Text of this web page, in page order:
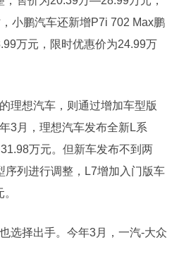
小鹏汽车还新增P7i 702 Max鹏
万元，限时优惠价为24.99万
理想汽车，则通过增加车型版
3月， 理想汽车发布全新L系
万元。但新车发布不到两
序列进行调整，L7增加入门版车
选择出手。今年3月，一汽-大众